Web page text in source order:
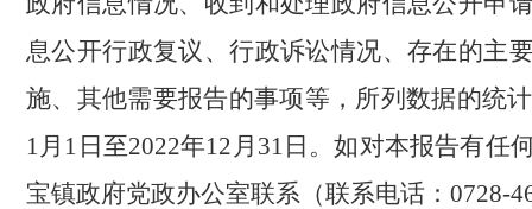
息公开行政复议、行政诉讼情况、存在的主
施、其他需要报告的事项等，所列数据的统
1月1日至2022年12月31日。如对本报告有任
宝镇政府党政办公室联系（联系电话： 0728-4